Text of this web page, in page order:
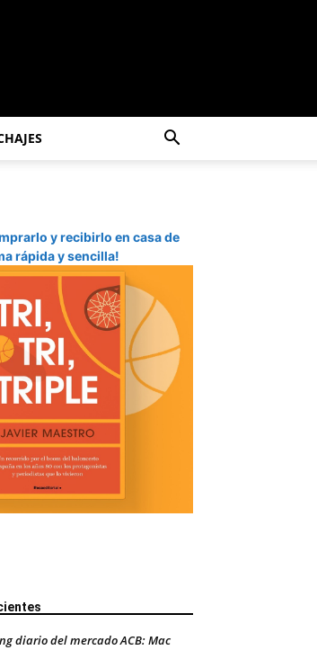
y recibirlo en casa de
rápida y sencilla!
diario del mercado ACB: Mac